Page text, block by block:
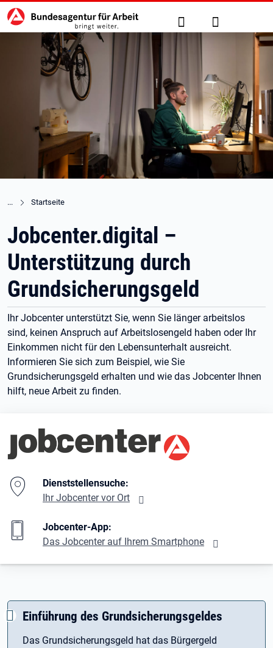
zu den Hauptinhalten springen
Hauptnavigation Suche Anmelden
Startseite
Jobcenter.digital –
Unterstützung durch
Grundsicherungsgeld
Ihr Jobcenter unterstützt Sie, wenn Sie länger arbeitslos
sind, keinen Anspruch auf Arbeitslosengeld haben oder Ihr
Einkommen nicht für den Lebensunterhalt ausreicht.
Informieren Sie sich zum Beispiel, wie Sie
Grundsicherungsgeld erhalten und wie das Jobcenter Ihnen
hilft, neue Arbeit zu finden.
Branding-Bereich Beschreibung
Dienststellensuche:
Ihr Jobcenter vor Ort
Jobcenter-App:
Das Jobcenter auf Ihrem Smartphone
Einführung des Grundsicherungsgeldes
Das Grundsicherungsgeld hat das Bürgergeld